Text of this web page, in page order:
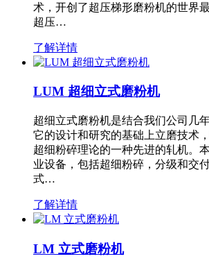
术，开创了超压梯形磨粉机的世界
超压…
了解详情
LUM 超细立式磨粉机
超细立式磨粉机是结合我们公司几
它的设计和研究的基础上立磨技术
超细粉碎理论的一种先进的轧机。
业设备，包括超细粉碎，分级和交
式…
了解详情
LM 立式磨粉机